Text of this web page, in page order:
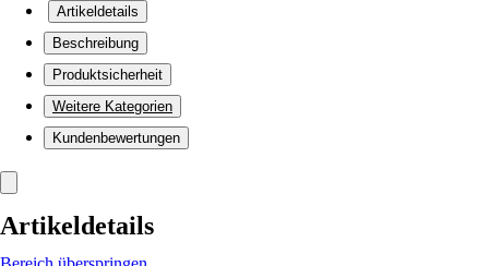
Artikeldetails
Beschreibung
Produktsicherheit
Weitere Kategorien
Kundenbewertungen
Artikeldetails